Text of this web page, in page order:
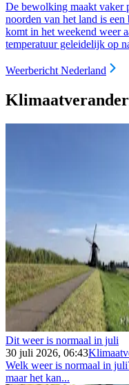
De bewolking maakt vaker
noorden van het land is
komt in het weekend weer
temperatuur geleidelijk op
Weerbericht Nederland
Dit weer is normaal in juli
30 juli 2026, 06:43
Welk weer is normaal in
maar het kan...